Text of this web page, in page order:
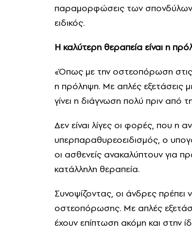
παραμορφώσεις των σπονδύλων
ειδικός.
Η καλύτερη θεραπεία είναι η
«Όπως με την οστεοπόρωση στις
η πρόληψη. Με απλές εξετάσεις
γίνει η διάγνωση πολύ πριν από
Δεν είναι λίγες οι φορές, που
υπερπαραθυρεοειδισμός, ο
οι ασθενείς ανακαλύπτουν για
κατάλληλη θεραπεία.
Συνοψίζοντας, οι άνδρες
οστεοπόρωσης. Με απλές
έχουν επίπτωση ακόμη και στην